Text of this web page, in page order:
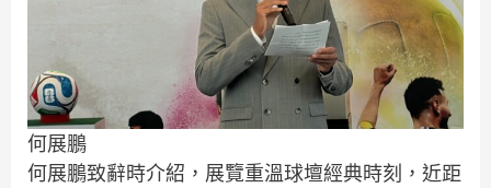
何展鵬
何展鵬致辭時介紹，展覽重溫球壇經典時刻，近距